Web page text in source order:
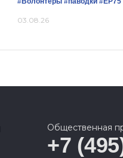
03.08.26
Общественная
+7